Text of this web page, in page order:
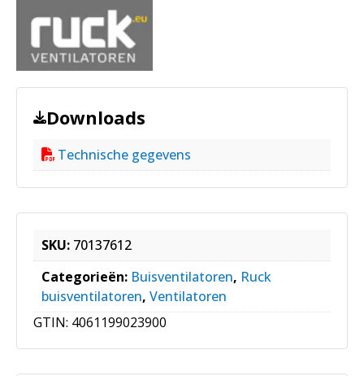
Downloads
Technische gegevens
SKU: 70137612
Categorieën: Buisventilatoren, Ruck
buisventilatoren, Ventilatoren
GTIN: 4061199023900